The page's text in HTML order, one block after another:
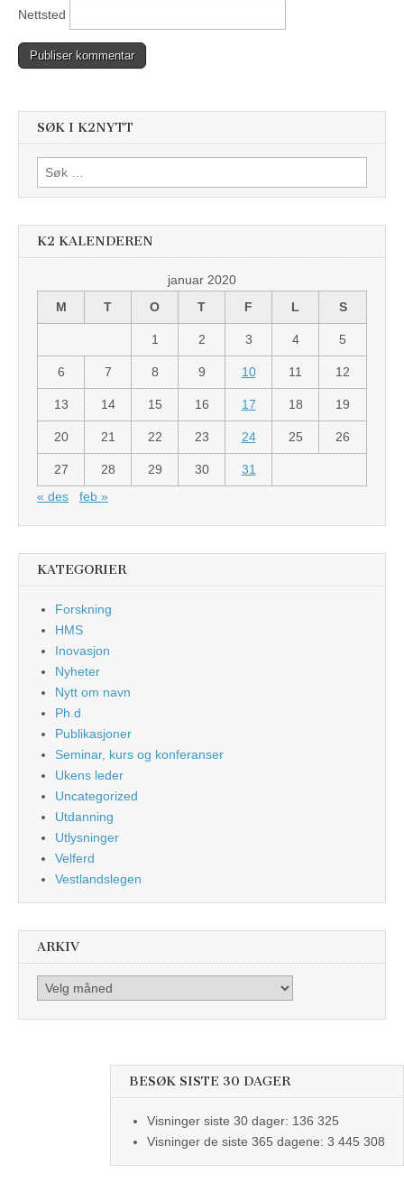
Nettsted
SØK I K2NYTT
Søk
etter:
K2 KALENDEREN
januar 2020
M
T O T F L S
1 2 3 4 5
6 7 8 9 10 11 12
13 14 15 16 17 18 19
20 21 22 23 24 25 26
27 28 29 30
31
« des
feb »
KATEGORIER
Forskning
HMS
Inovasjon
Nyheter
Nytt om navn
Ph.d
Publikasjoner
Seminar, kurs og konferanser
Ukens leder
Uncategorized
Utdanning
Utlysninger
Velferd
Vestlandslegen
ARKIV
Arkiv
BESØK SISTE 30 DAGER
Visninger siste 30 dager: 136 325
Visninger de siste 365 dagene: 3 445 308